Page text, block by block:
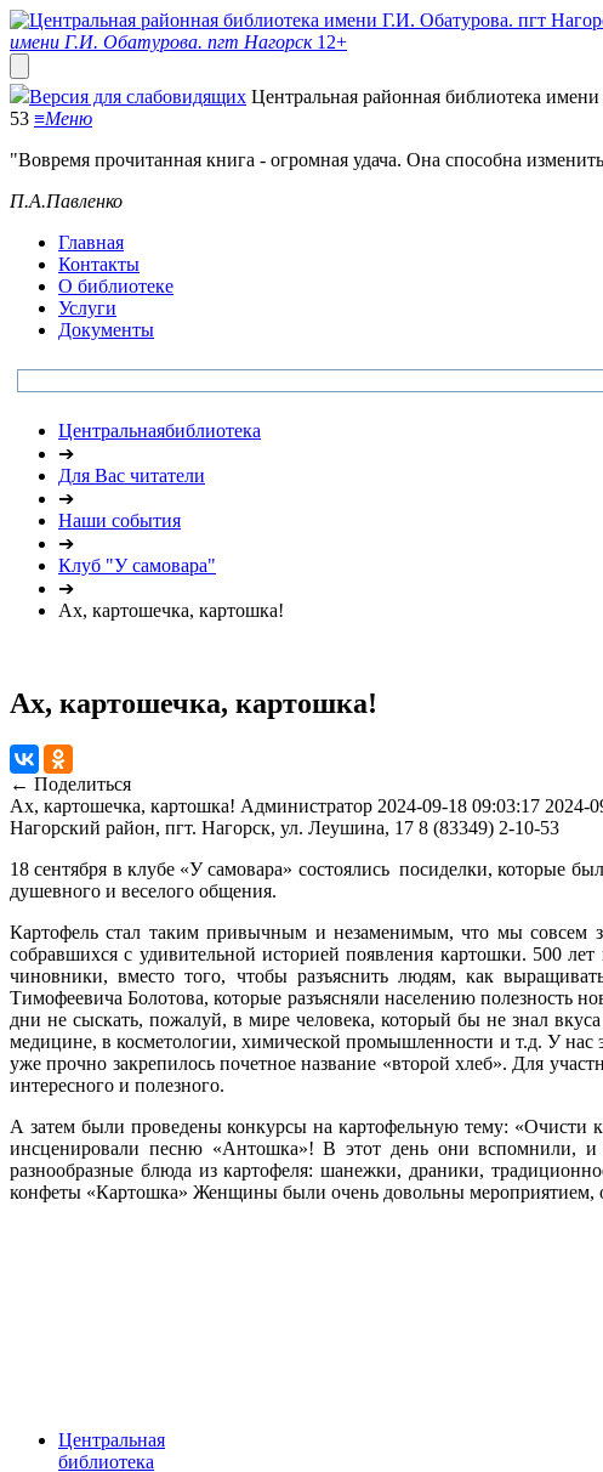
имени Г.И. Обатурова. пгт Нагорск 12+
Версия для слабовидящих Центральная районная библиотека
53 ≡Меню
"Вовремя прочитанная книга - огромная удача. Она способна
П.А.Павленко
Главная
Контакты
О библиотеке
Услуги
Документы
Центральнаябиблиотека
➔
Для Вас читатели
➔
Наши события
➔
Клуб "У самовара"
➔
Ах, картошечка, картошка!
Ах, картошечка, картошка!
← Поделиться
Ах, картошечка, картошка! Администратор 2024-09-18 09:03:17 2024-
Нагорский район, пгт. Нагорск, ул. Леушина, 17 8 (83349) 2-10-53
18 сентября в клубе «У самовара» состоялись посиделки,
душевного и веселого общения.
Картофель стал таким привычным и незаменимым, что мы совсем
собравшихся с удивительной историей появления картошки. 500
чиновники, вместо того, чтобы разъяснить людям, как
Тимофеевича Болотова, которые разъясняли населению полезность
дни не сыскать, пожалуй, в мире человека, который бы не знал
медицине, в косметологии, химической промышленности и т.д. У нас
уже прочно закрепилось почетное название «второй хлеб». Для
интересного и полезного.
А затем были проведены конкурсы на картофельную тему: «Очисти
инсценировали песню «Антошка»! В этот день они вспомнили,
разнообразные блюда из картофеля: шанежки, драники,
конфеты «Картошка» Женщины были очень довольны мероприятием,
Центральная
библиотека